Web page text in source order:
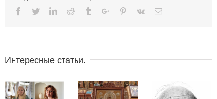
Facebook
TwitterLinkedinReddit TumblrGoogle+Pinterest
Vk Email
Интересные статьи.